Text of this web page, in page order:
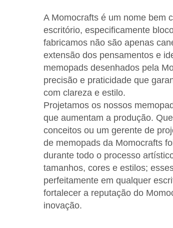
A Momocrafts é um nome bem
escritório, especificamente
fabricamos não são apenas
extensão dos pensamentos e
memopads desenhados pela
precisão e praticidade que
com clareza e estilo.
Projetamos os nossos
que aumentam a produção.
conceitos ou um gerente de
de memopads da Momocrafts
durante todo o processo
tamanhos, cores e estilos;
perfeitamente em qualquer
fortalecer a reputação do
inovação.